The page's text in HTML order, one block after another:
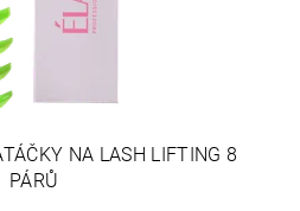
NA LASH LIFTING 8
PÁRŮ